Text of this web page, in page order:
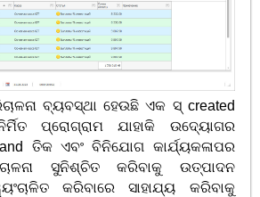
ବ୍ୟବସ୍ଥା ହେଉଛି ଏକ ସ୍ created
ପ୍ରୋଗ୍ରାମ ଯାହାକି ଉଦ୍ୟୋଗର
and ତିକ ଏବଂ ବିନିଯୋଗ କାର୍ଯ୍ୟକଳାପର
ସୁନିଶ୍ଚିତ କରିବାକୁ ଉତ୍ପାଦନ
କରିବାରେ ସାହାଯ୍ୟ କରିବାକୁ